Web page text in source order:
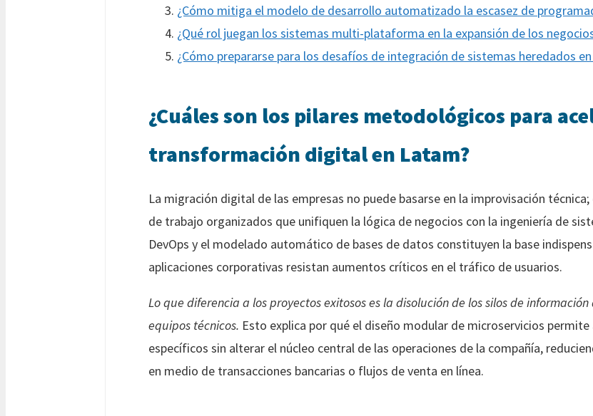
¿Cómo mitiga el modelo de desarrollo automatizado la escasez de
¿Qué rol juegan los sistemas multi-plataforma en la expansión de los
¿Cómo prepararse para los desafíos de integración de sistemas heredados
¿Cuáles son los pilares metodológicos para
transformación digital en Latam?
La migración digital de las empresas no puede basarse en la improvisación
de trabajo organizados que unifiquen la lógica de negocios con la ingeniería de
DevOps y el modelado automático de bases de datos constituyen la base
aplicaciones corporativas resistan aumentos críticos en el tráfico de usuarios.
Lo que diferencia a los proyectos exitosos es la disolución de los silos de
equipos técnicos. Esto explica por qué el diseño modular de microservicios
específicos sin alterar el núcleo central de las operaciones de la compañía,
en medio de transacciones bancarias o flujos de venta en línea.